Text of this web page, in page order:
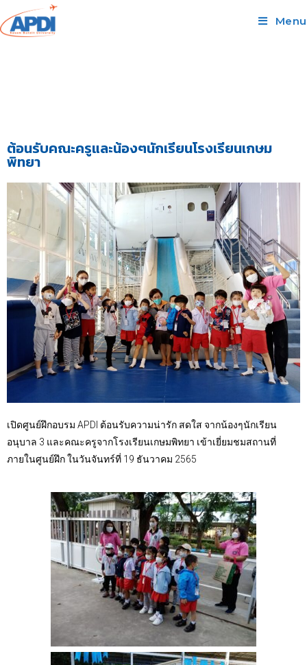
Menu
ต้อนรับคณะครูและน้องๆนักเรียนโรงเรียนเกษม
พิทยา
เปิดศูนย์ฝึกอบรม APDI ต้อนรับความน่ารัก สดใส จากน้องๆนักเรียน
อนุบาล 3 และคณะครูจากโรงเรียนเกษมพิทยา เข้าเยี่ยมชมสถานที่
ภายในศูนย์ฝึก ในวันจันทร์ที่ 19 ธันวาคม 2565